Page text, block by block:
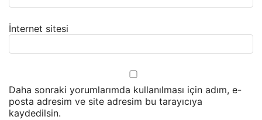
İnternet sitesi
Daha sonraki yorumlarımda kullanılması için adım, e-
posta adresim ve site adresim bu tarayıcıya
kaydedilsin.